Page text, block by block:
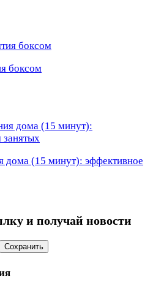
боксом
дома (15 минут): эффективное
и получай новости
Сохранить